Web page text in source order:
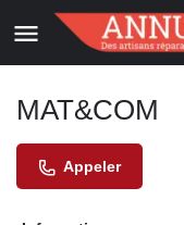
MAT&COM
Appeler